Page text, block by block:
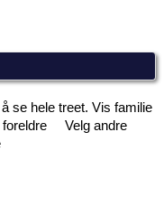
se hele treet. Vis familie
Velg andre